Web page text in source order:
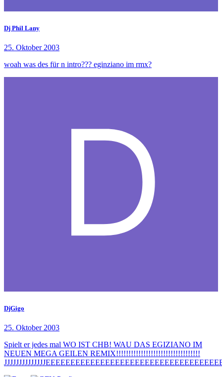
Dj Phil Lany
25. Oktober 2003
woah was des für n intro??? eginziano im rmx?
DjGigo
25. Oktober 2003
Spielt er jedes mal WO IST CHB! WAU DAS EGIZIANO IM
NEUEN MEGA GEILEN REMIX!!!!!!!!!!!!!!!!!!!!!!!!!!!!!!!!!!